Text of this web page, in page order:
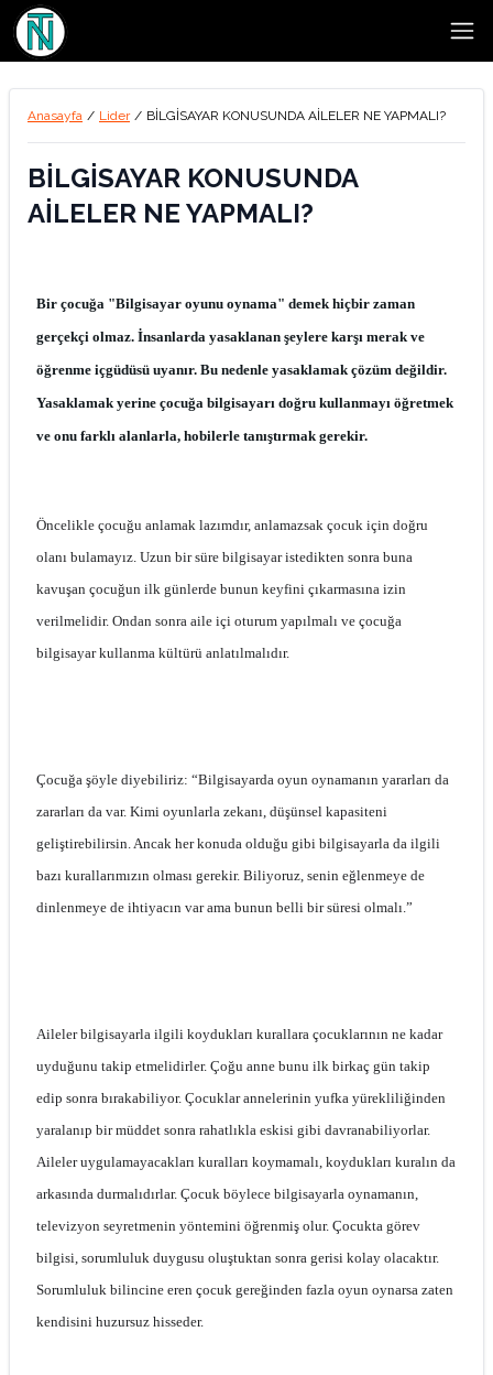
Anasayfa / Lider / BİLGİSAYAR KONUSUNDA AİLELER NE YAPMALI?
BİLGİSAYAR KONUSUNDA
AİLELER NE YAPMALI?
Bir çocuğa "Bilgisayar oyunu oynama" demek hiçbir zaman
gerçekçi olmaz. İnsanlarda yasaklanan şeylere karşı merak ve
öğrenme içgüdüsü uyanır. Bu nedenle yasaklamak çözüm değildir.
Yasaklamak yerine çocuğa bilgisayarı doğru kullanmayı öğretmek
ve onu farklı alanlarla, hobilerle tanıştırmak gerekir.
Öncelikle çocuğu anlamak lazımdır, anlamazsak çocuk için doğru
olanı bulamayız. Uzun bir süre bilgisayar istedikten sonra buna
kavuşan çocuğun ilk günlerde bunun keyfini çıkarmasına izin
verilmelidir. Ondan sonra aile içi oturum yapılmalı ve çocuğa
bilgisayar kullanma kültürü anlatılmalıdır.
Çocuğa şöyle diyebiliriz: “Bilgisayarda oyun oynamanın yararları da
zararları da var. Kimi oyunlarla zekanı, düşünsel kapasiteni
geliştirebilirsin. Ancak her konuda olduğu gibi bilgisayarla da ilgili
bazı kurallarımızın olması gerekir. Biliyoruz, senin eğlenmeye de
dinlenmeye de ihtiyacın var ama bunun belli bir süresi olmalı.”
Aileler bilgisayarla ilgili koydukları kurallara çocuklarının ne kadar
uyduğunu takip etmelidirler. Çoğu anne bunu ilk birkaç gün takip
edip sonra bırakabiliyor. Çocuklar annelerinin yufka yürekliliğinden
yaralanıp bir müddet sonra rahatlıkla eskisi gibi davranabiliyorlar.
Aileler uygulamayacakları kuralları koymamalı, koydukları kuralın da
arkasında durmalıdırlar. Çocuk böylece bilgisayarla oynamanın,
televizyon seyretmenin yöntemini öğrenmiş olur. Çocukta görev
bilgisi, sorumluluk duygusu oluştuktan sonra gerisi kolay olacaktır.
Sorumluluk bilincine eren çocuk gereğinden fazla oyun oynarsa zaten
kendisini huzursuz hisseder.